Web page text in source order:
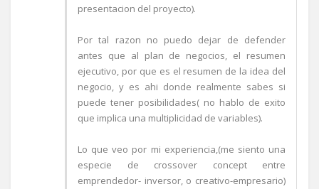
presentacion del proyecto).
Por tal razon no puedo dejar de defender
antes que al plan de negocios, el resumen
ejecutivo, por que es el resumen de la idea del
negocio, y es ahi donde realmente sabes si
puede tener posibilidades( no hablo de exito
que implica una multiplicidad de variables).
Lo que veo por mi experiencia,(me siento una
especie de crossover concept entre
emprendedor- inversor, o creativo-empresario)